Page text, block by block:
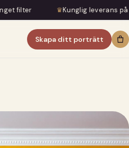
♛Kunglig leverans på 5–7 dagar
Skapa ditt porträtt